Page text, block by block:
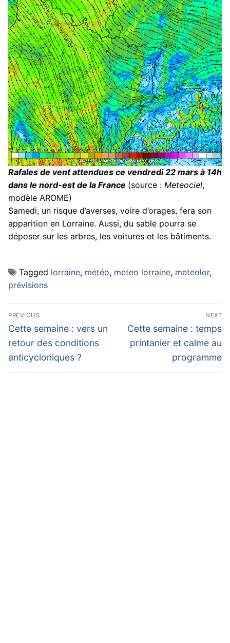
Rafales de vent attendues ce vendredi 22 mars à 14h
dans le nord-est de la France (source : Meteociel,
modèle AROME)
Samedi, un risque d’averses, voire d’orages, fera son
apparition en Lorraine. Aussi, du sable pourra se
déposer sur les arbres, les voitures et les bâtiments.
Tagged lorraine, météo, meteo lorraine, meteolor,
prévisions
Navigation
de
l’article
PREVIOUS
Previous
post:
Cette semaine : vers un
retour des conditions
anticycloniques ?
NEXT
Next
post:
Cette semaine : temps
printanier et calme au
programme